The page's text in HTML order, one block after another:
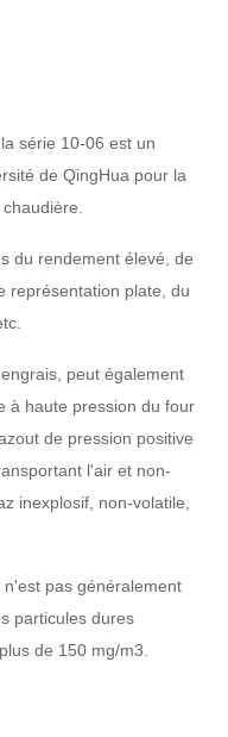
série 10-06 est un
de QingHua pour la
du rendement élevé, de
représentation plate, du
peut également
à haute pression du four
de pression positive
l'air et non-
inexplosif, non-volatile,
pas généralement
particules dures
de 150 mg/m3.